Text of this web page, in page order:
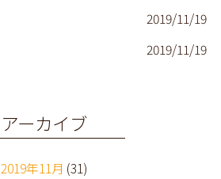
2019/11/19
2019/11/19
アーカイブ
2019年11月 (31)